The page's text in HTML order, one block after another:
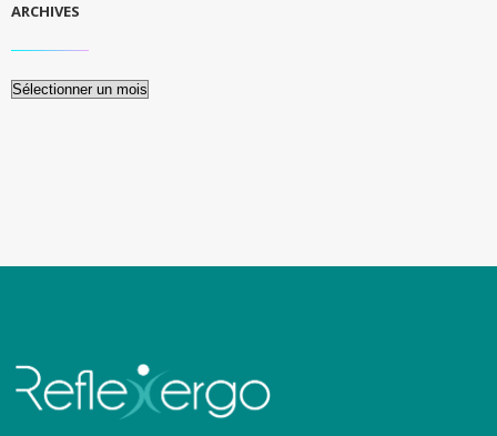
ARCHIVES
Archives